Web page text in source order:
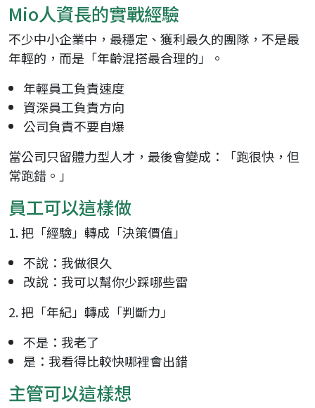
Mio人資長的實戰經驗
不少中小企業中，最穩定、獲利最久的團隊，不是最
年輕的，而是「年齡混搭最合理的」。
年輕員工負責速度
資深員工負責方向
公司負責不要自爆
當公司只留體力型人才，最後會變成：「跑很快，但
常跑錯。」
員工可以這樣做
1. 把「經驗」轉成「決策價值」
不說：我做很久
改說：我可以幫你少踩哪些雷
2. 把「年紀」轉成「判斷力」
不是：我老了
是：我看得比較快哪裡會出錯
主管可以這樣想